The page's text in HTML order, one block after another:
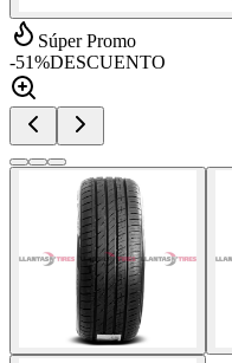
Súper Promo
-51%DESCUENTO